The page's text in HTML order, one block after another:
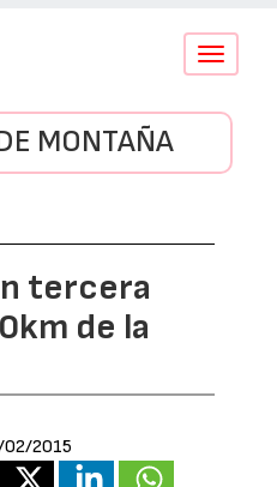
Conmutar
MONTAÑA
tercera
de la
02/2015